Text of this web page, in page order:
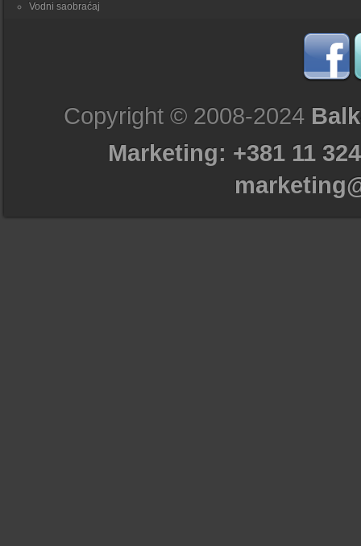
Vodni saobraćaj
Copyright © 2008-2024
Marketing: +381 11